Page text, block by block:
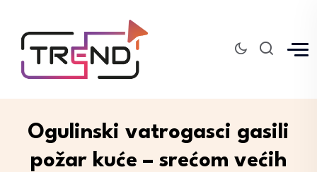
Ogulinski vatrogasci gasili
požar kuće – srećom većih